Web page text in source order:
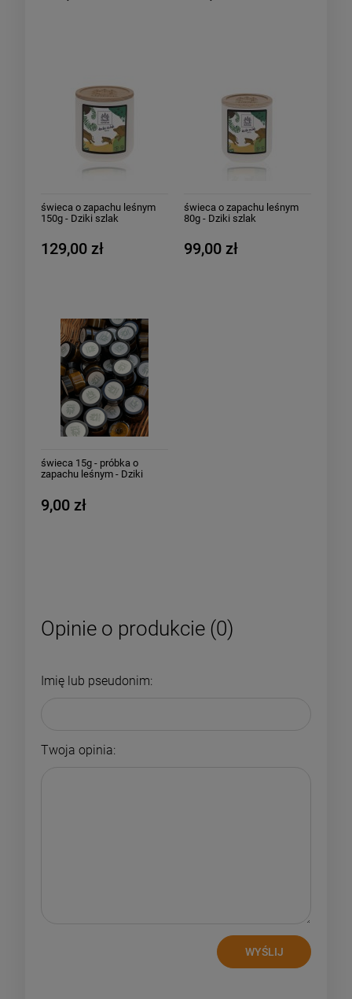
świeca o zapachu leśnym
150g - Dziki szlak
129,00 zł
świeca o zapachu leśnym
80g - Dziki szlak
99,00 zł
świeca 15g - próbka o
zapachu leśnym - Dziki
9,00 zł
Opinie o produkcie (0)
Imię lub pseudonim:
Twoja opinia:
WYŚLIJ